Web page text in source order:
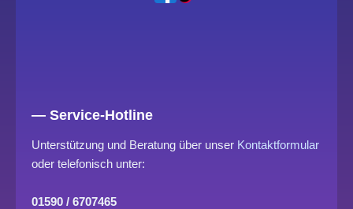
— Service-Hotline
Unterstützung und Beratung über unser Kontaktformular
oder telefonisch unter:
01590 / 6707465